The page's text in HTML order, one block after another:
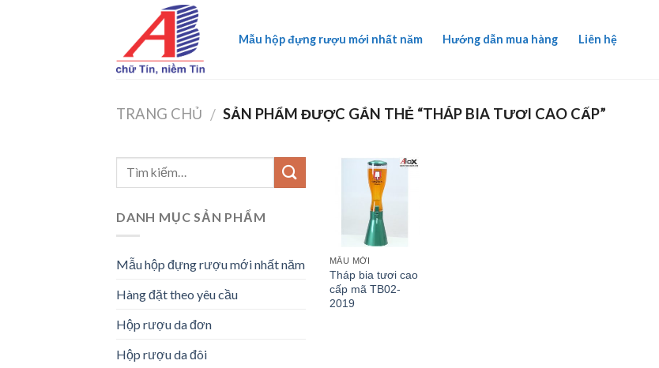
Mẫu hộp đựng rượu mới nhất năm Hướng dẫn mua hàng Liên hệ
TRANG CHỦ / SẢN PHẨM ĐƯỢC GẮN THẺ “THÁP BIA TƯƠI CAO CẤP”
DANH MỤC SẢN PHẨM
Mẫu hộp đựng rượu mới nhất năm
Hàng đặt theo yêu cầu
Hộp rượu da đơn
Hộp rượu da đôi
MẪU MỚI
Tháp bia tươi cao
cấp mã TB02-
2019